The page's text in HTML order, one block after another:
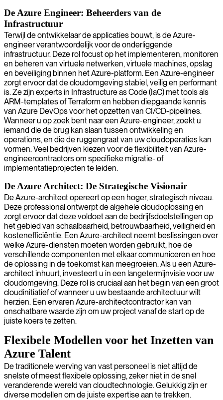
De Azure Engineer: Beheerders van de
Infrastructuur
Terwijl de ontwikkelaar de applicaties bouwt, is de Azure-
engineer verantwoordelijk voor de onderliggende
infrastructuur. Deze rol focust op het implementeren, monitoren
en beheren van virtuele netwerken, virtuele machines, opslag
en beveiliging binnen het Azure-platform. Een Azure-engineer
zorgt ervoor dat de cloudomgeving stabiel, veilig en performant
is. Ze zijn experts in Infrastructure as Code (IaC) met tools als
ARM-templates of Terraform en hebben diepgaande kennis
van Azure DevOps voor het opzetten van CI/CD-pipelines.
Wanneer u op zoek bent naar een Azure-engineer, zoekt u
iemand die de brug kan slaan tussen ontwikkeling en
operations, en die de ruggengraat van uw cloudoperaties kan
vormen. Veel bedrijven kiezen voor de flexibiliteit van Azure-
engineercontractors om specifieke migratie- of
implementatieprojecten te leiden.
De Azure Architect: De Strategische Visionair
De Azure-architect opereert op een hoger, strategisch niveau.
Deze professional ontwerpt de algehele cloudoplossing en
zorgt ervoor dat deze voldoet aan de bedrijfsdoelstellingen op
het gebied van schaalbaarheid, betrouwbaarheid, veiligheid en
kostenefficiëntie. Een Azure-architect neemt beslissingen over
welke Azure-diensten moeten worden gebruikt, hoe de
verschillende componenten met elkaar communiceren en hoe
de oplossing in de toekomst kan meegroeien. Als u een Azure-
architect inhuurt, investeert u in een langetermijnvisie voor uw
cloudomgeving. Deze rol is cruciaal aan het begin van een groot
cloudinitiatief of wanneer u uw bestaande architectuur wilt
herzien. Een ervaren Azure-architectcontractor kan van
onschatbare waarde zijn om uw project vanaf de start op de
juiste koers te zetten.
Flexibele Modellen voor het Inzetten van
Azure Talent
De traditionele werving van vast personeel is niet altijd de
snelste of meest flexibele oplossing, zeker niet in de snel
veranderende wereld van cloudtechnologie. Gelukkig zijn er
diverse modellen om de juiste expertise aan te trekken.